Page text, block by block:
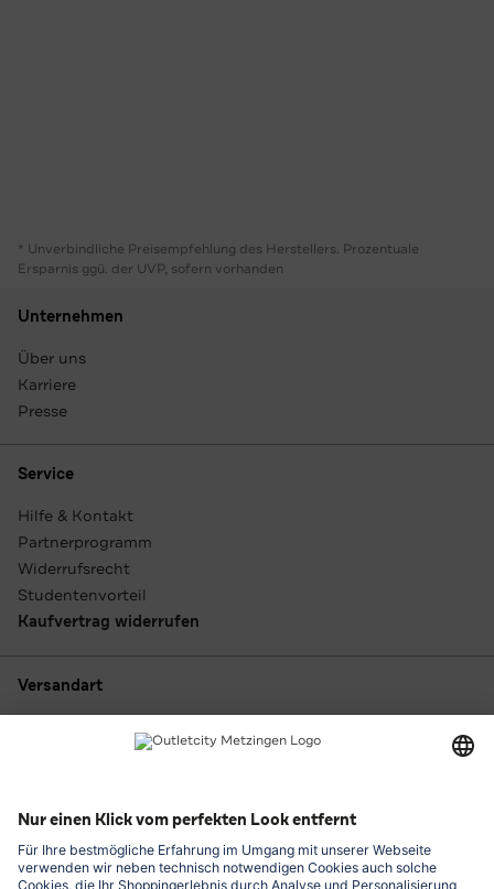
* Unverbindliche Preisempfehlung des Herstellers. Prozentuale
Ersparnis ggü. der UVP, sofern vorhanden
Unternehmen
Über uns
Karriere
Presse
Service
Hilfe & Kontakt
Partnerprogramm
Widerrufsrecht
Studentenvorteil
Kaufvertrag widerrufen
Versandart